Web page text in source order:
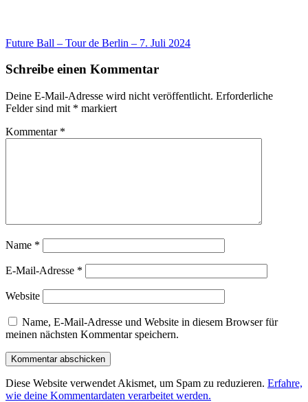
Beitragsnavigation
Future Ball – Tour de Berlin – 7. Juli 2024
Schreibe einen Kommentar
Deine E-Mail-Adresse wird nicht veröffentlicht. Erforderliche
Felder sind mit * markiert
Kommentar *
Name *
E-Mail-Adresse *
Website
Name, E-Mail-Adresse und Website in diesem Browser für
meinen nächsten Kommentar speichern.
Diese Website verwendet Akismet, um Spam zu reduzieren. Erfahre,
wie deine Kommentardaten verarbeitet werden.